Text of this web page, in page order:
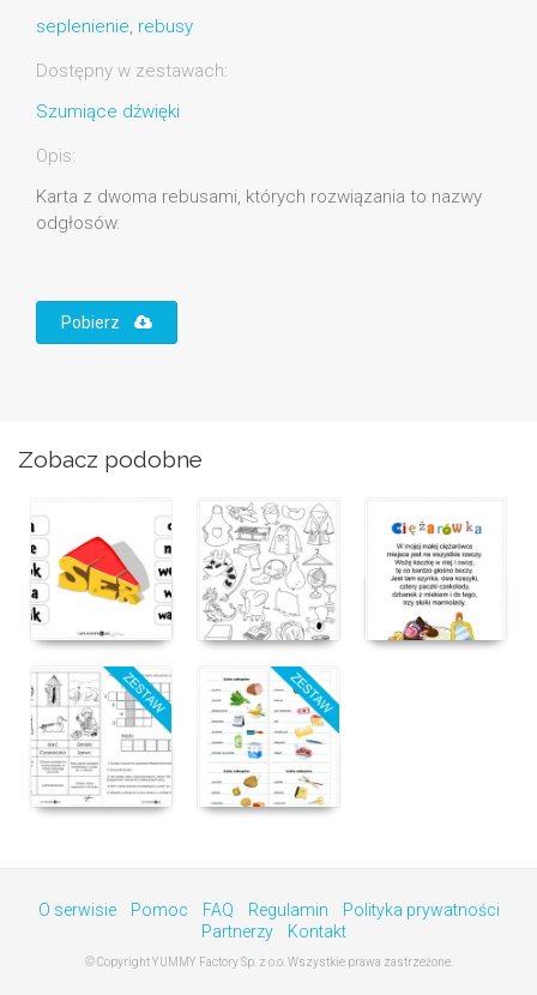
seplenienie, rebusy
Dostępny w zestawach:
Szumiące dźwięki
Opis:
Karta z dwoma rebusami, których rozwiązania to nazwy
odgłosów.
Pobierz
Zobacz podobne
O serwisie Pomoc FAQ Regulamin
Polityka prywatności
Partnerzy
Kontakt
© Copyright YUMMY Factory Sp. z o.o. Wszystkie prawa zastrzeżone.